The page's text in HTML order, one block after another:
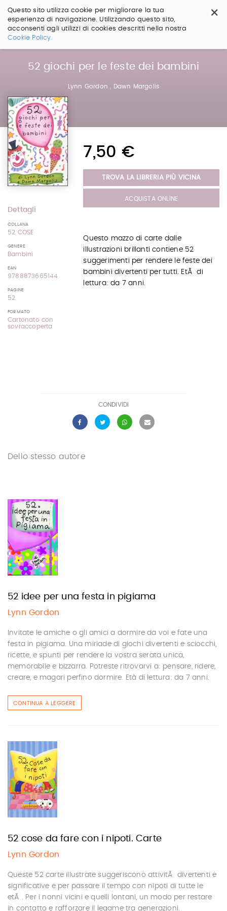
×
Questo sito utilizza cookie per migliorare la tua
esperienza di navigazione. Utilizzando questo sito,
acconsenti agli utilizzi di cookies descritti nella nostra
Cookie Policy.
Salta
52 giochi per le feste dei bambini
Lynn Gordon Dawn Margolis
Dettagli
COLLANA
52 COSE
GENERE
Bambini
EAN
9788873665144
PAGINE
52
FORMATO
Cartonato con
sovraccoperta
7,50 €
TROVA LA LIBRERIA PIÙ VICINA
ACQUISTA ONLINE
Questo mazzo di carte dalle
illustrazioni brillanti contiene 52
suggerimenti per rendere le feste dei
bambini divertenti per tutti. EtÃ di
lettura: da 7 anni.
CONDIVIDI
Dello stesso autore
52 idee per una festa in pigiama
Lynn Gordon
Invitate le amiche o gli amici a dormire da voi e fate una
festa in pigiama. Una miriade di giochi divertenti e sciocchi,
ricette, e spunti per rendere la vostra serata unica,
memorabile e bizzarra. Potreste ritrovarvi a: pensare, ridere,
creare, e magari perfino dormire. Età di lettura: da 7 anni.
CONTINUA A LEGGERE
52 cose da fare con i nipoti. Carte
Lynn Gordon
Queste 52 carte illustrate suggeriscono attivitÃ divertenti e
significative e per passare il tempo con nipoti di tutte le
etÃ . Per i nonni vicini e quelli lontani, un modo per restare
in contatto e rafforzare il legame tra generazioni.